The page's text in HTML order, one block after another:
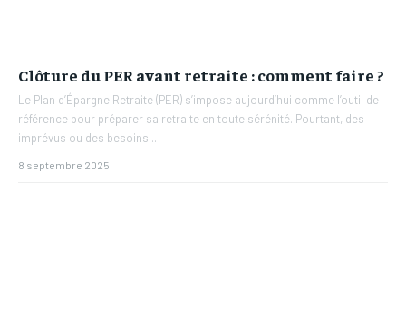
Clôture du PER avant retraite : comment faire ?
Le Plan d’Épargne Retraite (PER) s’impose aujourd’hui comme l’outil de
référence pour préparer sa retraite en toute sérénité. Pourtant, des
imprévus ou des besoins...
8 septembre 2025